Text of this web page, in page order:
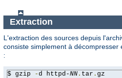
Extraction
L'extraction des sources depuis
consiste simplement à
:
$ gzip -d httpd-NN . tar . gz